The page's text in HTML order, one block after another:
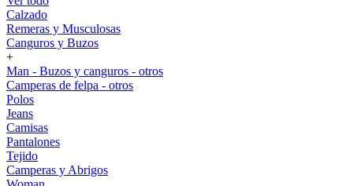
Calzado
Remeras y Musculosas
Canguros y Buzos
+
Man - Buzos y canguros - otros
Camperas de felpa - otros
Polos
Jeans
Camisas
Pantalones
Tejido
Camperas y Abrigos